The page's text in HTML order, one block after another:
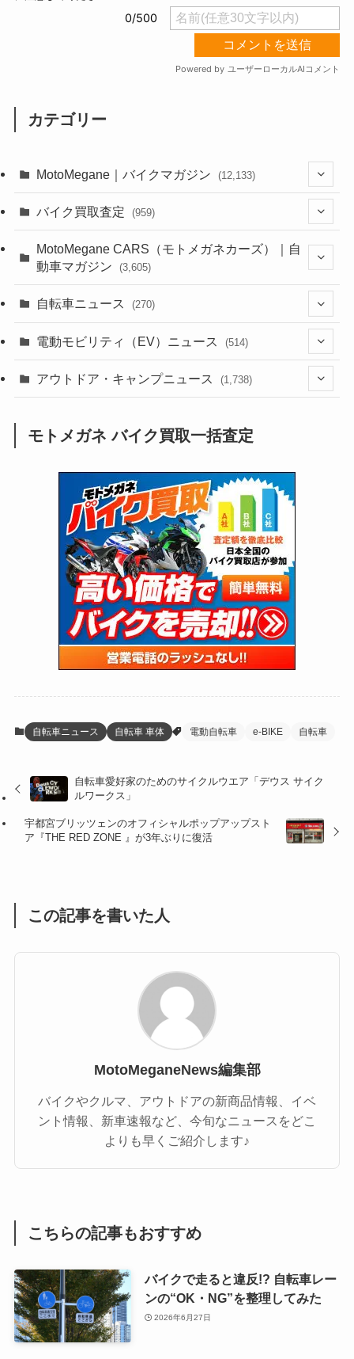
カテゴリー
MotoMegane｜バイクマガジン (12,133)
(44)
(638)
(118)
(60)
(31)
(51)
(34)
(5)
(12)
(63)
(109)
(252)
(38)
(24)
(16)
(25)
(24)
(47)
(15)
(5)
(249)
(64)
(16)
(62)
(4)
(6)
(17)
(5)
(32)
(306)
(6,956)
(2,473)
(249)
(1,226)
(12)
(131)
(38)
(131)
(167)
(85)
(21)
(61)
(171)
(98)
(13)
(60)
(274)
(171)
(38)
(47)
(59)
(36)
(47)
(66)
(16)
(141)
(255)
(204)
(1,141)
(166)
(23)
(33)
(34)
(35)
(41)
(415)
(16)
バイク買取査定 (959)
(352)
MotoMegane CARS（モトメガネカーズ）｜自
動車マガジン
(3,605)
(185)
(137)
(73)
(2,744)
(126)
(170)
自転車ニュース (270)
(54)
(211)
電動モビリティ（EV）ニュース (514)
(132)
(171)
(118)
(27)
アウトドア・キャンプニュース (1,738)
(1,605)
(147)
(13)
(19)
(12)
(16)
(8)
(16)
モトメガネ バイク買取一括査定
自転車ニュース 自転車 車体 電動自転車 e-BIKE 自転車
自転車愛好家のためのサイクルウエア「デウス サイク
ルワークス」
宇都宮ブリッツェンのオフィシャルポップアップスト
ア『THE RED ZONE 』が3年ぶりに復活
この記事を書いた人
MotoMeganeNews編集部
バイクやクルマ、アウトドアの新商品情報、イベ
ント情報、新車速報など、今旬なニュースをどこ
よりも早くご紹介します♪
こちらの記事もおすすめ
バイクで走ると違反!? 自転車レー
ンの“OK・NG”を整理してみた
2026年6月27日